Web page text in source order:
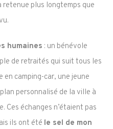
retenue plus longtemps que
humaines : un bénévole
de retraités qui suit tous les
camping-car, une jeune
personnalisé de la ville à
Ces échanges n’étaient pas
ils ont été le sel de mon